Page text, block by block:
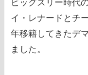
ビッグスリー時代
イ・レナードとチ
年移籍してきたデ
ました。